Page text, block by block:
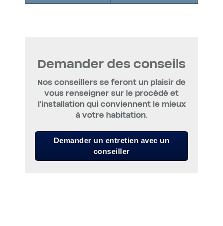
Demander des conseils
Nos conseillers se feront un plaisir de
vous renseigner sur le procédé et
l’installation qui conviennent le mieux
à votre habitation.
Demander un entretien avec un
conseiller